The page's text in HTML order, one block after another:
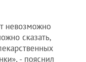
невозможно
сказать,
- пояснил